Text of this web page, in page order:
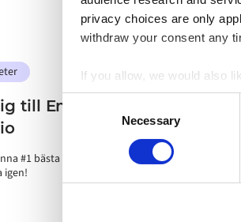
privacy choices are only
withdraw your consent any
If you allow, we would also
Collect information
Identify your device
Find out more about how
the use of cookies
website, however. We also
Consent
Necessary
till Emerge 100 och rösta
#1 bästa IT-molntjänsteleverantör i
igen!